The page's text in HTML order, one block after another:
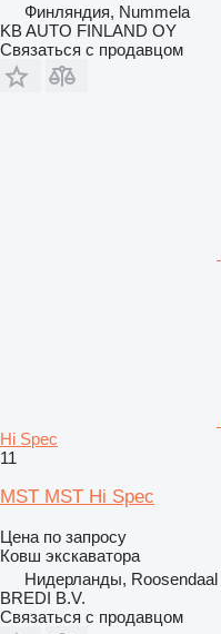
Финляндия, Nummela
KB AUTO FINLAND OY
Связаться с продавцом
Hi Spec
11
MST MST Hi Spec
Цена по запросу
Ковш экскаватора
Нидерланды, Roosendaal
BREDI B.V.
Связаться с продавцом